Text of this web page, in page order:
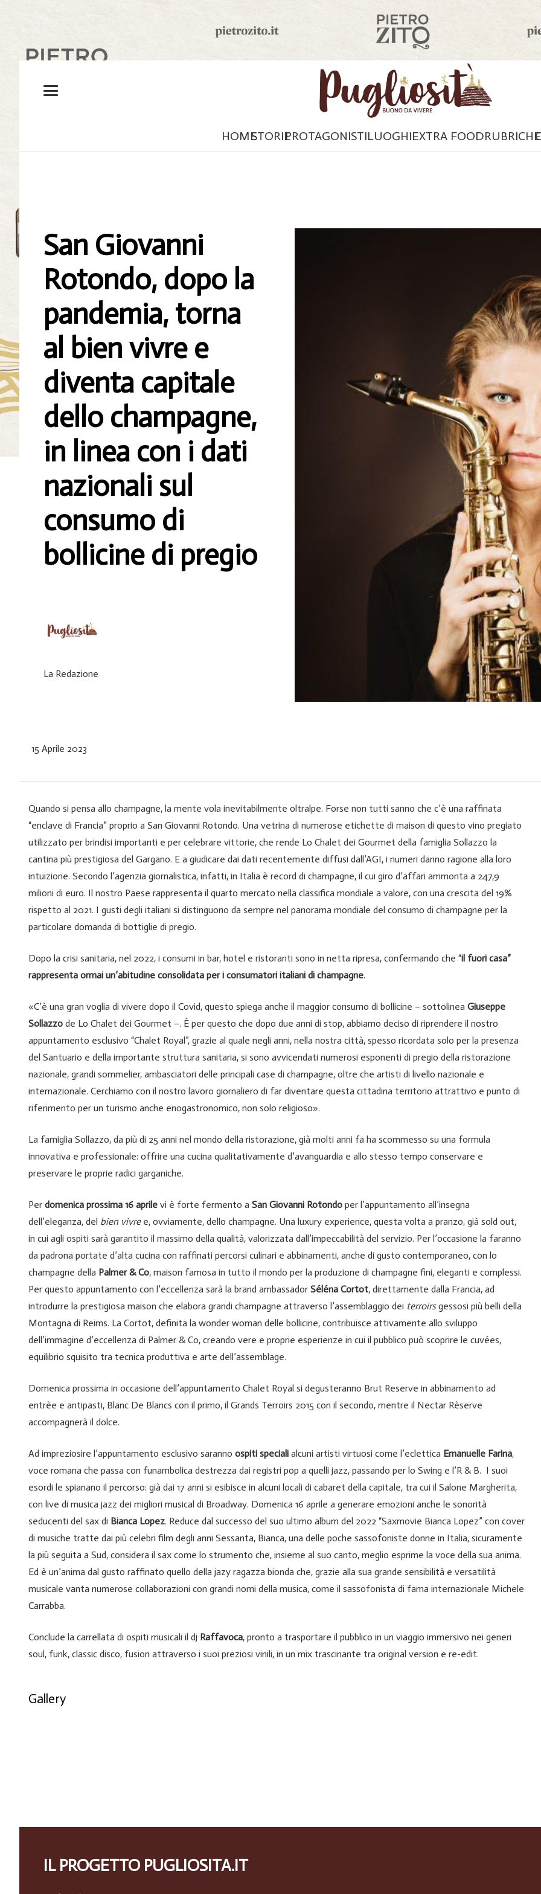
HOMESTORIEPROTAGONISTILUOGHIEXTRA FOODRUBRICHE
San Giovanni
Rotondo, dopo la
pandemia, torna
al bien vivre e
diventa capitale
dello champagne,
in linea con i dati
nazionali sul
consumo di
bollicine di pregio
La Redazione
15 Aprile 2023
Quando si pensa allo champagne, la mente vola inevitabilmente oltralpe. Forse non tutti sanno che c’è una raffinata
“enclave di Francia” proprio a San Giovanni Rotondo. Una vetrina di numerose etichette di maison di questo vino pregiato
utilizzato per brindisi importanti e per celebrare vittorie, che rende Lo Chalet dei Gourmet della famiglia Sollazzo la
cantina più prestigiosa del Gargano. E a giudicare dai dati recentemente diffusi dall’AGI, i numeri danno ragione alla loro
intuizione. Secondo l’agenzia giornalistica, infatti, in Italia è record di champagne, il cui giro d’affari ammonta a 247,9
milioni di euro. Il nostro Paese rappresenta il quarto mercato nella classifica mondiale a valore, con una crescita del 19%
rispetto al 2021. I gusti degli italiani si distinguono da sempre nel panorama mondiale del consumo di champagne per la
particolare domanda di bottiglie di pregio.
Dopo la crisi sanitaria, nel 2022, i consumi in bar, hotel e ristoranti sono in netta ripresa, confermando che “il fuori casa”
rappresenta ormai un’abitudine consolidata per i consumatori italiani di champagne.
«C’è una gran voglia di vivere dopo il Covid, questo spiega anche il maggior consumo di bollicine – sottolinea Giuseppe
Sollazzo de Lo Chalet dei Gourmet –. È per questo che dopo due anni di stop, abbiamo deciso di riprendere il nostro
appuntamento esclusivo “Chalet Royal”, grazie al quale negli anni, nella nostra città, spesso ricordata solo per la presenza
del Santuario e della importante struttura sanitaria, si sono avvicendati numerosi esponenti di pregio della ristorazione
nazionale, grandi sommelier, ambasciatori delle principali case di champagne, oltre che artisti di livello nazionale e
internazionale. Cerchiamo con il nostro lavoro giornaliero di far diventare questa cittadina territorio attrattivo e punto di
riferimento per un turismo anche enogastronomico, non solo religioso».
La famiglia Sollazzo, da più di 25 anni nel mondo della ristorazione, già molti anni fa ha scommesso su una formula
innovativa e professionale: offrire una cucina qualitativamente d’avanguardia e allo stesso tempo conservare e
preservare le proprie radici garganiche.
Per domenica prossima 16 aprile vi è forte fermento a San Giovanni Rotondo per l’appuntamento all’insegna
dell’eleganza, del bien vivree, ovviamente, dello champagne. Una luxury experience, questa volta a pranzo, già sold out,
in cui agli ospiti sarà garantito il massimo della qualità, valorizzata dall’impeccabilità del servizio. Per l’occasione la faranno
da padrona portate d’alta cucina con raffinati percorsi culinari e abbinamenti, anche di gusto contemporaneo, con lo
champagne della Palmer & Co, maison famosa in tutto il mondo per la produzione di champagne fini, eleganti e complessi.
Per questo appuntamento con l’eccellenza sarà la brand ambassador Séléna Cortot, direttamente dalla Francia, ad
introdurre la prestigiosa maison che elabora grandi champagne attraverso l’assemblaggio dei terroirsgessosi più belli della
Montagna di Reims. La Cortot, definita la wonder woman delle bollicine, contribuisce attivamente allo sviluppo
dell’immagine d’eccellenza di Palmer & Co, creando vere e proprie esperienze in cui il pubblico può scoprire le cuvées,
equilibrio squisito tra tecnica produttiva e arte dell’assemblage.
Domenica prossima in occasione dell’appuntamento Chalet Royal si degusteranno Brut Reserve in abbinamento ad
entrèe e antipasti, Blanc De Blancs con il primo, il Grands Terroirs 2015 con il secondo, mentre il Nectar Rèserve
accompagnerà il dolce.
Ad impreziosire l’appuntamento esclusivo saranno ospiti speciali alcuni artisti virtuosi come l’eclettica Emanuelle Farina,
voce romana che passa con funambolica destrezza dai registri pop a quelli jazz, passando per lo Swing e l’R & B. I suoi
esordi le spianano il percorso: già dai 17 anni si esibisce in alcuni locali di cabaret della capitale, tra cui il Salone Margherita,
con live di musica jazz dei migliori musical di Broadway. Domenica 16 aprile a generare emozioni anche le sonorità
seducenti del sax di Bianca Lopez. Reduce dal successo del suo ultimo album del 2022 “Saxmovie Bianca Lopez” con cover
di musiche tratte dai più celebri film degli anni Sessanta, Bianca, una delle poche sassofoniste donne in Italia, sicuramente
la più seguita a Sud, considera il sax come lo strumento che, insieme al suo canto, meglio esprime la voce della sua anima.
Ed è un’anima dal gusto raffinato quello della jazy ragazza bionda che, grazie alla sua grande sensibilità e versatilità
musicale vanta numerose collaborazioni con grandi nomi della musica, come il sassofonista di fama internazionale Michele
Carrabba.
Conclude la carrellata di ospiti musicali il dj Raffavoca, pronto a trasportare il pubblico in un viaggio immersivo nei generi
soul, funk, classic disco, fusion attraverso i suoi preziosi vinili, in un mix trascinante tra original version e re-edit.
Gallery
IL PROGETTO PUGLIOSITA.IT